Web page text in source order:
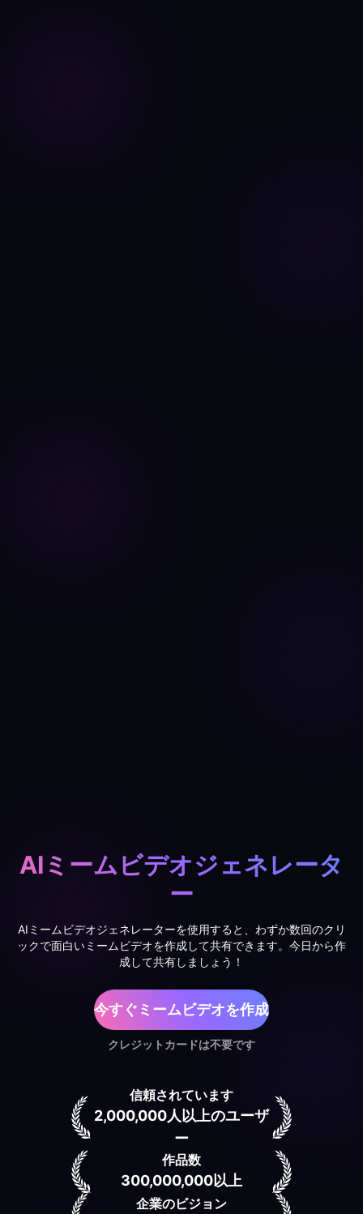
AIミームビデオジェネレータ
ー
AIミームビデオジェネレーターを使用すると、わずか数回のクリ
ックで面白いミームビデオを作成して共有できます。今日から作
成して共有しましょう！
今すぐミームビデオを作成
クレジットカードは不要です
信頼されています
2,000,000人以上のユーザ
ー
作品数
300,000,000以上
企業のビジョン